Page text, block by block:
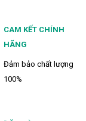
CAM KẾT CHÍNH
HÃNG
Đảm bảo chất lượng
100%